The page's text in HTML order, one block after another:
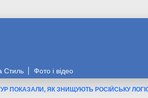
Стиль Фото і відео
ПОКАЗАЛИ, ЯК ЗНИЩУЮТЬ РОСІЙСЬКУ